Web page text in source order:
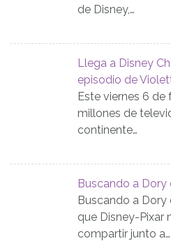
de Disney,…
Llega a Disney
episodio de
Este viernes 6 de
millones de
continente…
Buscando a Dory
Buscando a Dory
que Disney-Pixar
compartir junto a…